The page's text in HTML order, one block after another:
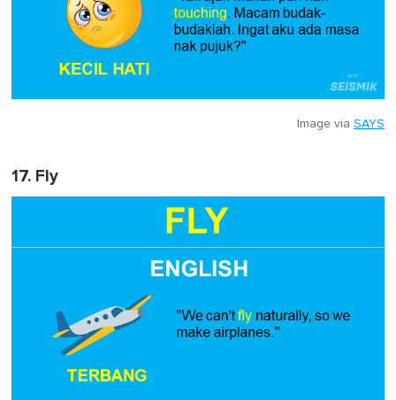
Image via SAYS
17. Fly